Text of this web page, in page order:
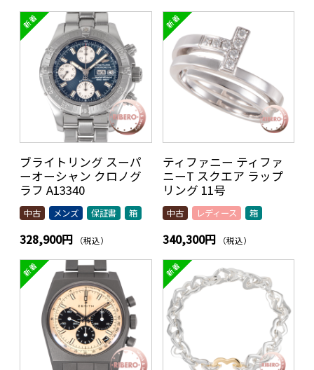
ブライトリング スーパ
ーオーシャン クロノグ
ラフ A13340
中古 メンズ 保証書 箱
328,900円 （税込）
ティファニー ティファ
ニーT スクエア ラップ
リング 11号
中古 レディース 箱
340,300円 （税込）